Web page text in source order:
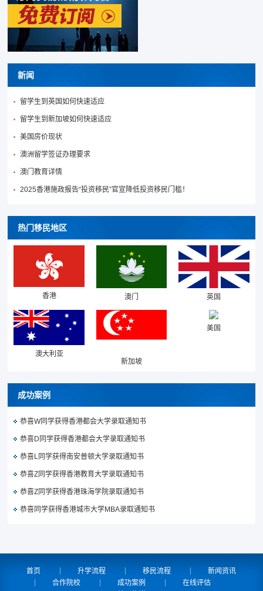
新闻
留学生到英国如何快速适应
留学生到新加坡如何快速适应
美国房价现状
澳洲留学签证办理要求
澳门教育详情
2025香港施政报告“投资移民”官宣降低投资移民门槛！
热门移民地区
香港 澳门 英国
澳大利亚
新加坡
美国
成功案例
恭喜W同学获得香港都会大学录取通知书
恭喜D同学获得香港都会大学录取通知书
恭喜L同学获得南安普顿大学录取通知书
恭喜Z同学获得香港教育大学录取通知书
恭喜Z同学获得香港珠海学院录取通知书
恭喜同学获得香港城市大学MBA录取通知书
首页 升学流程 移民流程
新闻资讯
合作院校
成功案例
在线评估